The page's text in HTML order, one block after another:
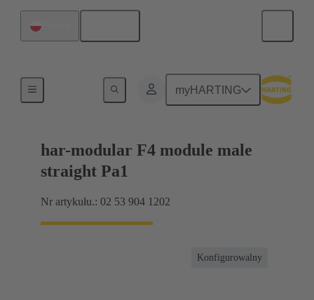
myHARTING
har-modular F4 module male
straight Pa1
Nr artykułu.: 02 53 904 1202
Konfigurowalny